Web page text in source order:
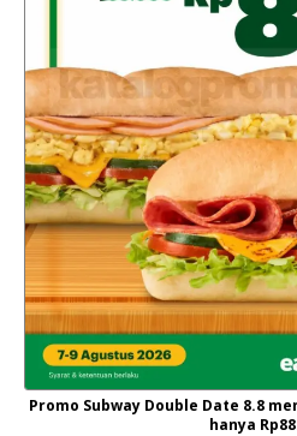
Promo Subway Double Date 8.8
hanya